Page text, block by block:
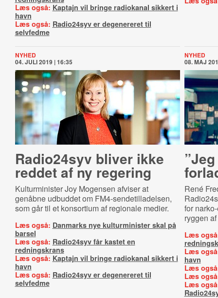
Læs også: Kaptajn vil bringe radiokanal sikkert i
havn
Læs også: Radio24syv er degenereret til
selvfedme
NYHED
04. JULI 2019 | 16:35
Radio24syv bliver ikke
reddet af ny regering
Kulturminister Joy Mogensen afviser at
genåbne udbuddet om FM4-sendetilladelsen,
som går til et konsortium af regionale medier.
Læs også: Danmarks nye kulturminister skal på
barsel
Læs også: Radio24syv får kastet en
redningskrans
Læs også: Kaptajn vil bringe radiokanal sikkert i
havn
Læs også: Radio24syv er degenereret til
selvfedme
NYHED
08. MAJ
René
for
ryggen
Læs
Læs
havn
Læs
Læs
Læs